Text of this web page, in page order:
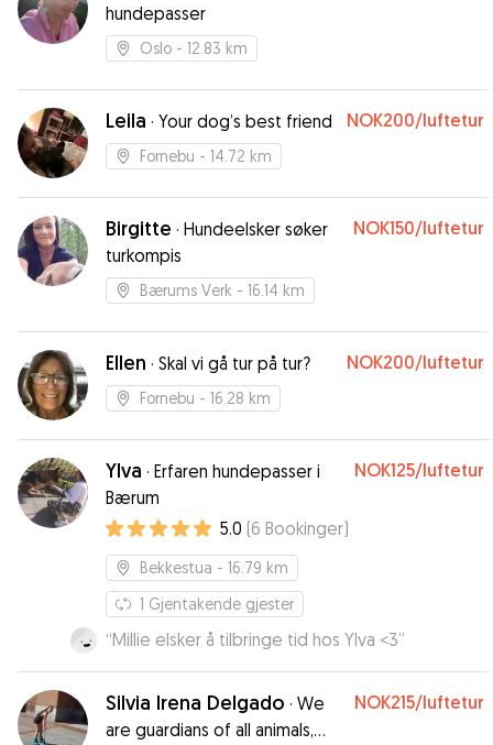
hundepasser
Oslo - 12.83 km
Leila · Your dog’s best friend NOK200/luftetur
Fornebu - 14.72 km
Birgitte · Hundeelsker søker
turkompis
NOK150/luftetur
Bærums Verk - 16.14 km
Ellen · Skal vi gå tur på tur? NOK200/luftetur
Fornebu - 16.28 km
Ylva · Erfaren hundepasser i
Bærum
NOK125/luftetur
5.0 (6 Bookinger)
Bekkestua - 16.79 km
1 Gjentakende gjester
“Millie elsker å tilbringe tid hos Ylva <3”
Silvia Irena Delgado · We
are guardians of all animals,
NOK215/luftetur